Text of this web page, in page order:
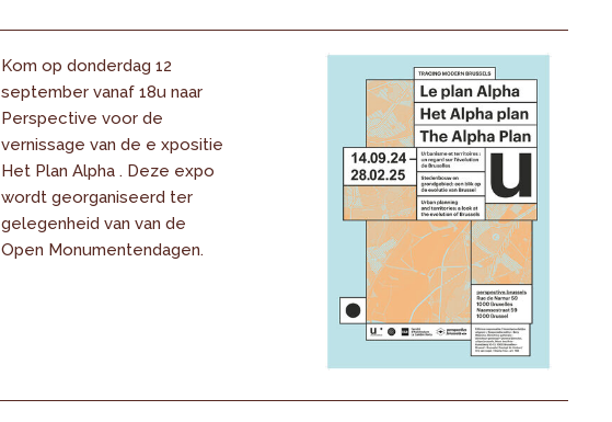
Kom op donderdag 12
september vanaf 18u naar
Perspective voor de
vernissage van de e xpositie
Het Plan Alpha . Deze expo
wordt georganiseerd ter
gelegenheid van van de
Open Monumentendagen.